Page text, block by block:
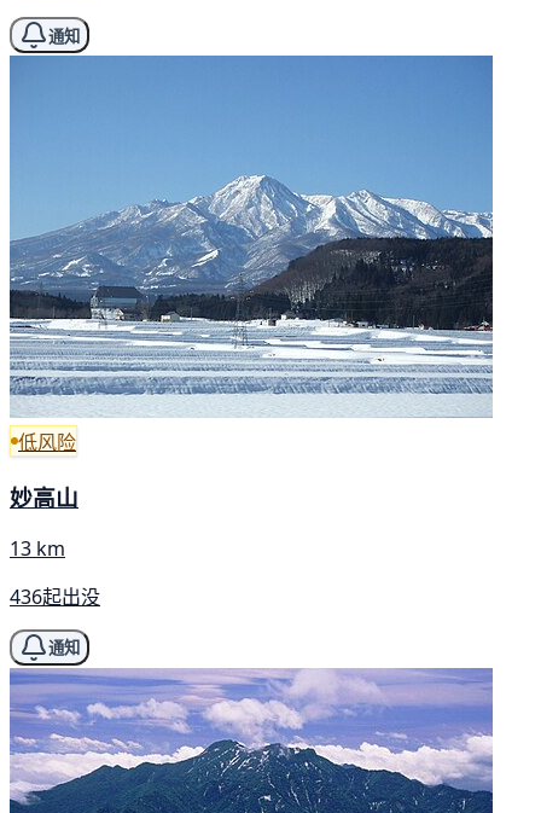
通知
低风险
妙高山
13 km
436起出没
通知